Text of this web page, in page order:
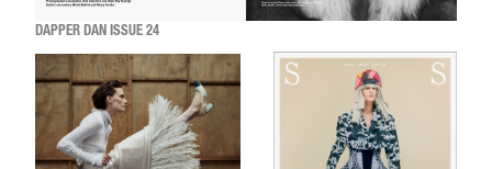
DAPPER DAN ISSUE 24